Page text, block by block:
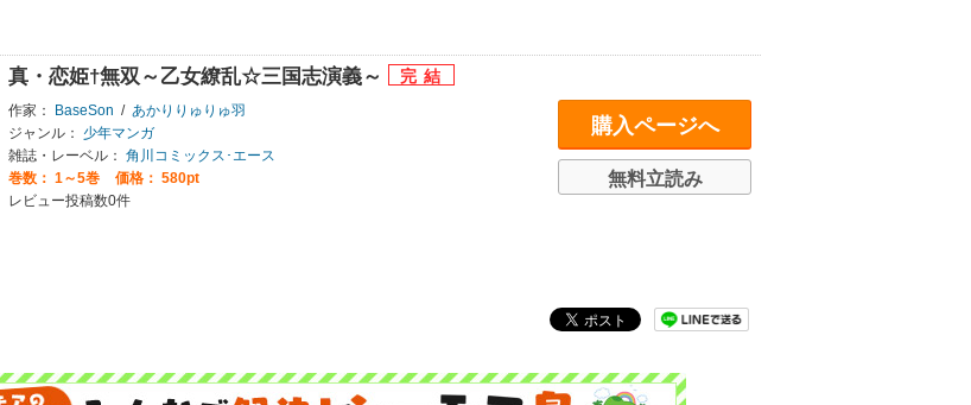
真・恋姫†無双～乙女繚乱☆三国志演義～
作家： BaseSon / あかりりゅりゅ羽
ジャンル：
少年マンガ
雑誌・レーベル： 角川コミックス･エース
巻数： 1～5巻
価格： 580pt
レビュー投稿数0件
購入ページへ
無料立読み